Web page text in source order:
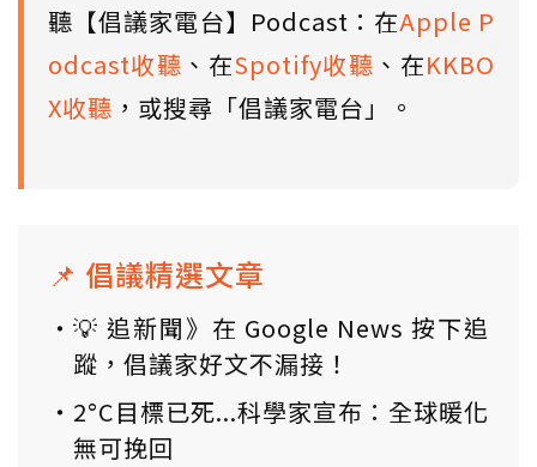
聽【倡議家電台】Podcast：在Apple P
odcast收聽 、在Spotify收聽 、在KKBO
X收聽 ，或搜尋「倡議家電台」。
📌 倡議精選文章
💡 追新聞》在 Google News 按下追
蹤，倡議家好文不漏接！
2°C目標已死...科學家宣布：全球暖化
無可挽回